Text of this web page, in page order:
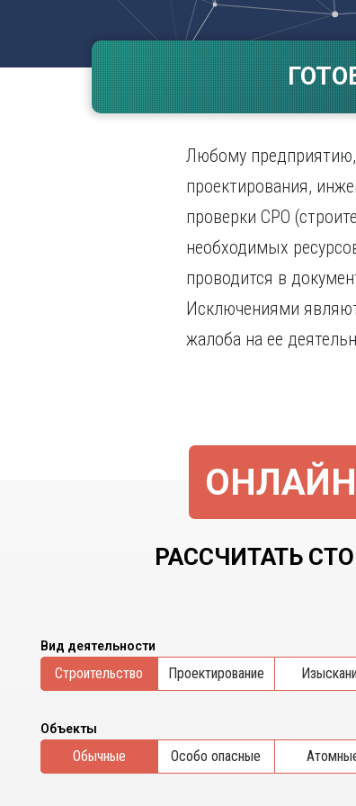
Е
Любому предприятию,
проектирования,
проверки СРО
необходимых
проводится в
Исключениями
жалоба на ее
РАССЧИТАТЬ
Вид деятельности
Cтроительство Проектирование
Объекты
Обычные Особо опасные